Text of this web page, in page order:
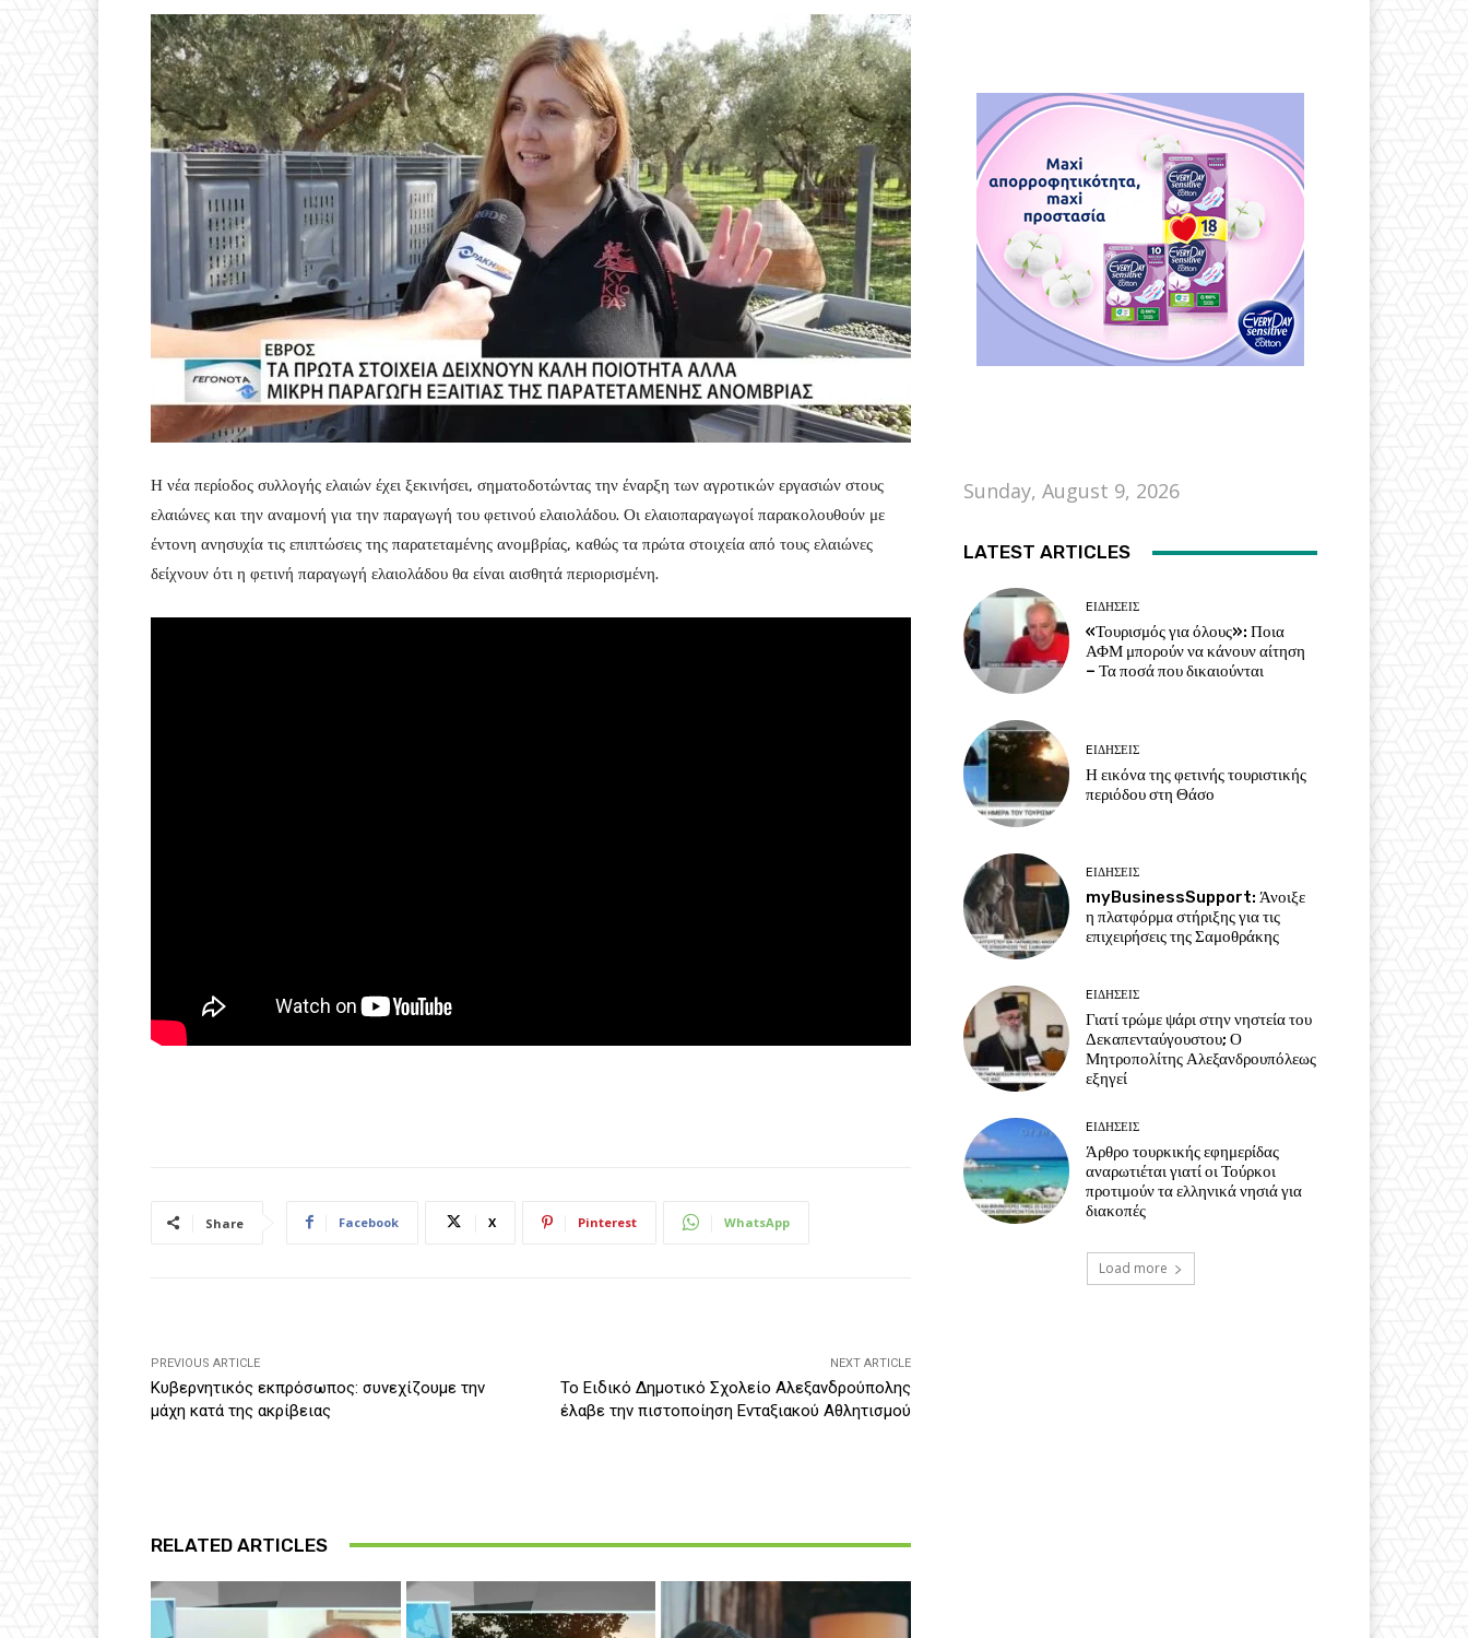
Η νέα περίοδος συλλογής ελαιών έχει ξεκινήσει, σηματοδοτώντας την έναρξη των αγροτικών εργασιών στους
ελαιώνες και την αναμονή για την παραγωγή του φετινού ελαιολάδου. Οι ελαιοπαραγωγοί παρακολουθούν με
έντονη ανησυχία τις επιπτώσεις της παρατεταμένης ανομβρίας, καθώς τα πρώτα στοιχεία από τους ελαιώνες
δείχνουν ότι η φετινή παραγωγή ελαιολάδου θα είναι αισθητά περιορισμένη.
Share Facebook X Pinterest WhatsApp
PREVIOUS ARTICLE
Κυβερνητικός εκπρόσωπος: συνεχίζουμε την
μάχη κατά της ακρίβειας
NEXT ARTICLE
Το Ειδικό Δημοτικό Σχολείο Αλεξανδρούπολης
έλαβε την πιστοποίηση Ενταξιακού Αθλητισμού
RELATED ARTICLES
Sunday, August 9, 2026
LATEST ARTICLES
EΙΔΗΣΕΙΣ
«Τουρισμός για όλους»: Ποια
ΑΦΜ μπορούν να κάνουν αίτηση
– Τα ποσά που δικαιούνται
EΙΔΗΣΕΙΣ
Η εικόνα της φετινής τουριστικής
περιόδου στη Θάσο
EΙΔΗΣΕΙΣ
myBusinessSupport: Άνοιξε
η πλατφόρμα στήριξης για τις
επιχειρήσεις της Σαμοθράκης
EΙΔΗΣΕΙΣ
Γιατί τρώμε ψάρι στην νηστεία του
Δεκαπενταύγουστου; Ο
Μητροπολίτης Αλεξανδρουπόλεως
εξηγεί
EΙΔΗΣΕΙΣ
Άρθρο τουρκικής εφημερίδας
αναρωτιέται γιατί οι Τούρκοι
προτιμούν τα ελληνικά νησιά για
διακοπές
Load more